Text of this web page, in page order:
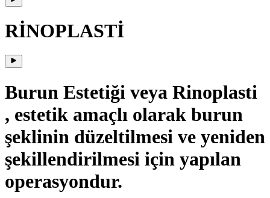
RİNOPLASTİ
Burun Estetiği veya Rinoplasti
, estetik amaçlı olarak burun
şeklinin düzeltilmesi ve yeniden
şekillendirilmesi için yapılan
operasyondur.